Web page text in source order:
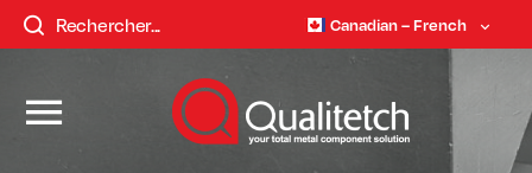
Canadian – French